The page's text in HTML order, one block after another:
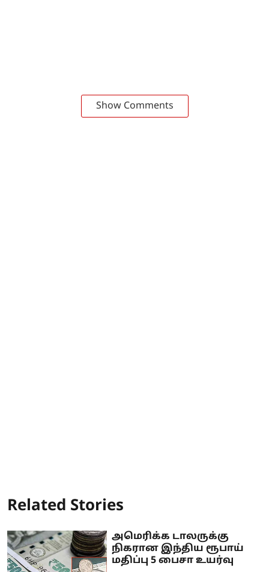
Show Comments
Related Stories
அமெரிக்க டாலருக்கு
நிகரான இந்திய ரூபாய்
மதிப்பு 5 பைசா உயர்வு